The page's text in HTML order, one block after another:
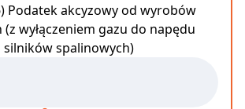
Podatek akcyzowy od wyrobów
wyłączeniem gazu do napędu
silników spalinowych)